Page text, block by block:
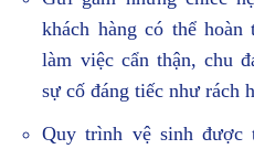
khách hàng có thể
làm việc cẩn thận, chu
sự cố đáng tiếc như rách
Quy trình vệ sinh được